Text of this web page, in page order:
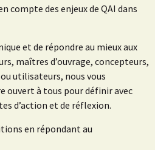
compte des enjeux de QAI dans
et de répondre au mieux aux
maîtres d’ouvrage, concepteurs,
utilisateurs, nous vous
ouvert à tous pour définir avec
d’action et de réflexion.
en répondant au